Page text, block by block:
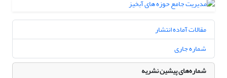
مقالات آماده انتشار
شماره جاری
شماره‌های پیشین نشریه